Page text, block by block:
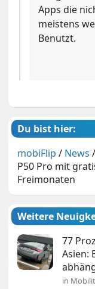
Apps die
meistens
Benutzt.
Du bist hier:
mobiFlip / News /
P50 Pro mit
Freimonaten
Weitere
77
Asien:
in